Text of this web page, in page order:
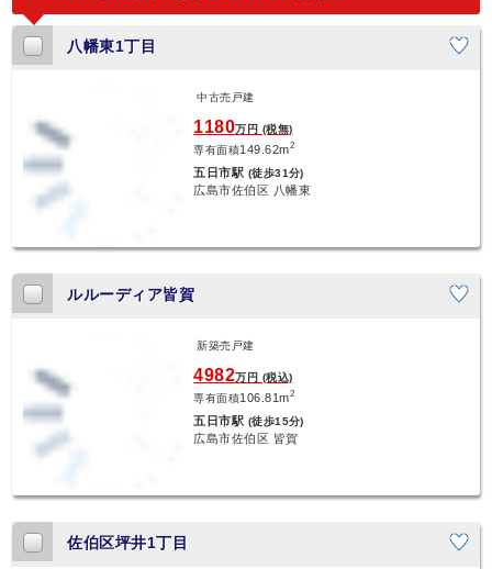
八幡東1丁目
中古売戸建
1180万円 (税無)
専有面積149.62m2
五日市駅 (徒歩31分)
広島市佐伯区 八幡東
ルルーディア皆賀
新築売戸建
4982万円 (税込)
専有面積106.81m2
五日市駅 (徒歩15分)
広島市佐伯区 皆賀
佐伯区坪井1丁目